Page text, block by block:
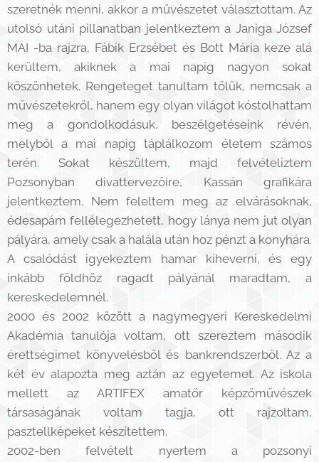
szeretnék menni, akkor a művészetet választottam. Az
utolsó utáni pillanatban jelentkeztem a Janiga József
MAI -ba rajzra, Fábik Erzsébet és Bott Mária keze alá
kerültem, akiknek a mai napig nagyon sokat
köszönhetek. Rengeteget tanultam tőlük, nemcsak a
művészetekről, hanem egy olyan világot kóstolhattam
meg a gondolkodásuk, beszélgetéseink révén,
melyből a mai napig táplálkozom életem számos
terén. Sokat készültem, majd felvételiztem
Pozsonyban divattervezőire, Kassán grafikára
jelentkeztem. Nem feleltem meg az elvárásoknak,
édesapám fellélegezhetett, hogy lánya nem jut olyan
pályára, amely csak a halála után hoz pénzt a konyhára.
A csalódást igyekeztem hamar kiheverni, és egy
inkább földhöz ragadt pályánál maradtam, a
kereskedelemnél.
2000 és 2002 között a nagymegyeri Kereskedelmi
Akadémia tanulója voltam, ott szereztem második
érettségimet könyvelésből és bankrendszerből. Az a
két év alapozta meg aztán az egyetemet. Az iskola
mellett az ARTIFEX amatőr képzőművészek
társaságának voltam tagja, ott rajzoltam,
pasztellképeket készítettem.
2002-ben felvételt nyertem a pozsonyi